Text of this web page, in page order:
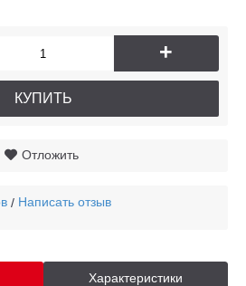
+
КУПИТЬ
Отложить
/ Написать отзыв
Характеристики